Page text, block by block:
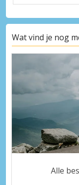
Wat vind je nog
Alle